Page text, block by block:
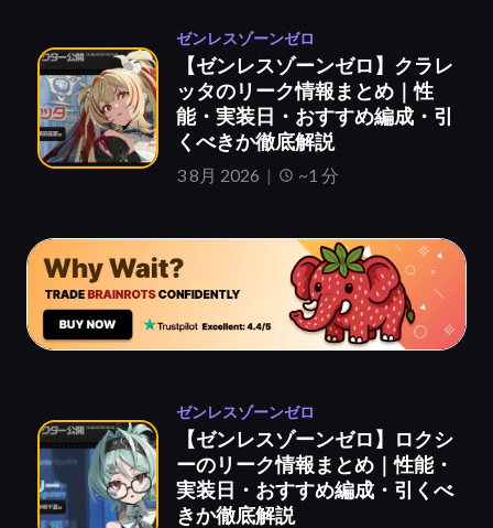
ゼンレスゾーンゼロ
【ゼンレスゾーンゼロ】クラレ
ッタのリーク情報まとめ｜性
能・実装日・おすすめ編成・引
くべきか徹底解説
3 8月 2026 ~1 分
ゼンレスゾーンゼロ
【ゼンレスゾーンゼロ】ロクシ
ーのリーク情報まとめ｜性能・
実装日・おすすめ編成・引くべ
きか徹底解説